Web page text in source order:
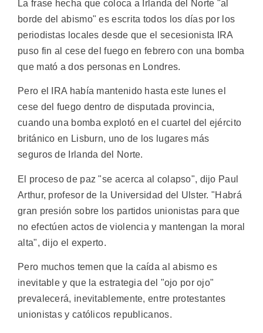
La frase hecha que coloca a Irlanda del Norte "al
borde del abismo" es escrita todos los días por los
periodistas locales desde que el secesionista IRA
puso fin al cese del fuego en febrero con una bomba
que mató a dos personas en Londres.
Pero el IRA había mantenido hasta este lunes el
cese del fuego dentro de disputada provincia,
cuando una bomba explotó en el cuartel del ejército
británico en Lisburn, uno de los lugares más
seguros de Irlanda del Norte.
El proceso de paz "se acerca al colapso", dijo Paul
Arthur, profesor de la Universidad del Ulster. "Habrá
gran presión sobre los partidos unionistas para que
no efectúen actos de violencia y mantengan la moral
alta", dijo el experto.
Pero muchos temen que la caída al abismo es
inevitable y que la estrategia del "ojo por ojo"
prevalecerá, inevitablemente, entre protestantes
unionistas y católicos republicanos.